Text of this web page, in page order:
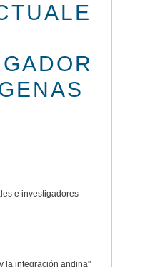
e investigadores
la integración andina"